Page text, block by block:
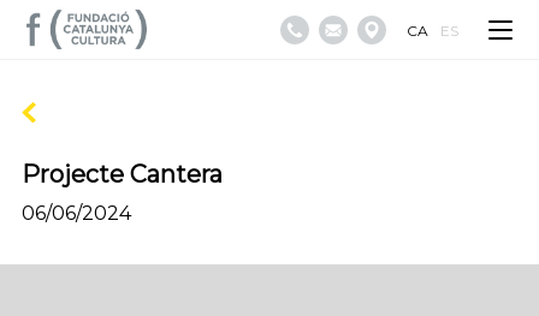
CA ES
Projecte Cantera
06/06/2024